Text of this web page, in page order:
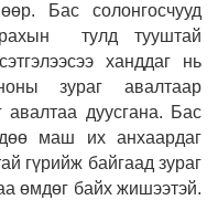
Бас солонгосчууд
тулд тууш­тай
ханддаг нь
зураг авалтаар
авалтаа дуусгана. Бас
маш их анхаардаг
гүрийж байгаад зураг
өмдөг байх жишээтэй.